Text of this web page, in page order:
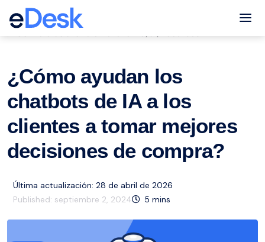
eCommerce Support Central
¿Cómo ayudan los
chatbots de IA a los
clientes a tomar mejores
decisiones de compra?
Última actualización: 28 de abril de 2026
Published: septiembre 2, 2024 5 mins